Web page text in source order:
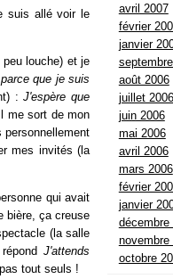
suis allé voir le
louche) et je
que je suis
:J'espère que
me sort de mon
mes invités (la
qui avait
bière, ça creuse
(la salle
J'attends
tout seuls !
avril 2007
février
janvier
août 2006
juillet 2006
juin 2006
mai 2006
avril 2006
mars 2006
février
janvier
décembre
novembre
octobre